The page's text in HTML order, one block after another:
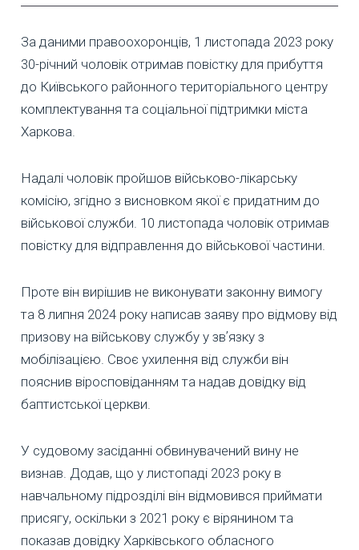
За даними правоохоронців, 1 листопада 2023 року
30-річний чоловік отримав повістку для прибуття
до Київського районного територіального центру
комплектування та соціальної підтримки міста
Харкова.
Надалі чоловік пройшов військово-лікарську
комісію, згідно з висновком якої є придатним до
військової служби. 10 листопада чоловік отримав
повістку для відправлення до військової частини.
Проте він вирішив не виконувати законну вимогу
та 8 липня 2024 року написав заяву про відмову від
призову на військову службу у звʼязку з
мобілізацією. Своє ухилення від служби він
пояснив віросповіданням та надав довідку від
баптистської церкви.
У судовому засіданні обвинувачений вину не
визнав. Додав, що у листопаді 2023 року в
навчальному підрозділі він відмовився приймати
присягу, оскільки з 2021 року є вірянином та
показав довідку Харківського обласного